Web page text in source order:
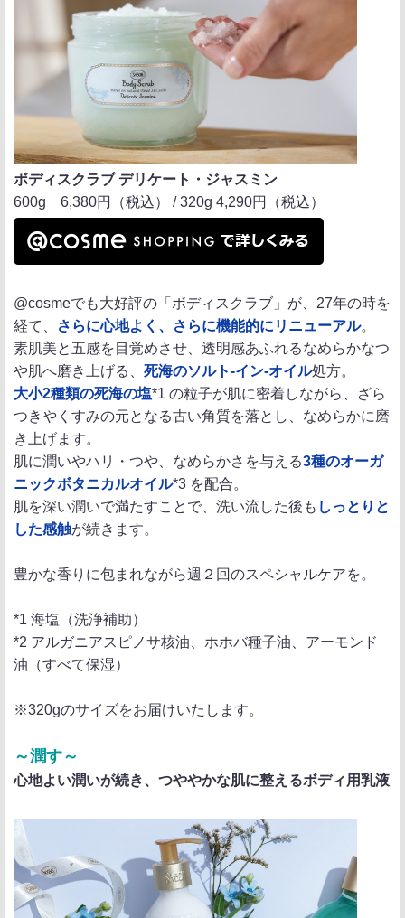
ボディスクラブ デリケート・ジャスミン
600g 6,380円（税込） / 320g 4,290円（税込）
@cosmeでも大好評の「ボディスクラブ」が、27年の時を
経て、
さらに心地よく、さらに機能的に リニューアル。
素肌美と五感を目覚めさせ、透明感あふれるなめらかなつ
や肌へ磨き上げる、 死海のソルト-イン-オイル処方。
大小2種類の死海の塩*1 の粒子が肌に密着しながら、ざら
つきやくすみの元となる古い角質を落とし、なめらかに磨
き上げます。
肌に潤いやハリ・つや、なめらかさを与える3種のオーガ
ニックボタニカルオイル*3 を配合。
肌を深い潤いで満たすことで、洗い流した後も しっとりと
した感触が続きます。
豊かな香りに包まれながら週２回のスペシャルケアを。
*1 海塩（洗浄補助）
*2 アルガニアスピノサ核油、ホホバ種子油、アーモンド
油（すべて保湿）
※320gのサイズをお届けいたします。
～潤す～
心地よい潤いが続き、つややかな肌に整えるボディ用乳液